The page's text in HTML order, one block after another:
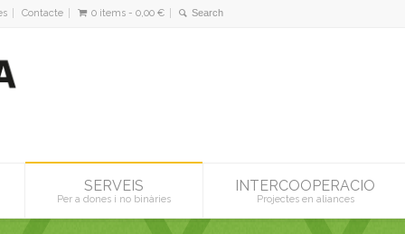
Contacte 0 items - 0,00 €
SERVEIS
Per a dones i no binàries
INTERCOOPERACIO
Projectes en aliances